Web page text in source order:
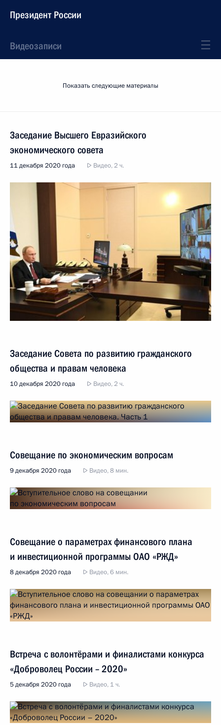
Президент России
Видеозаписи
Показать следующие материалы
Заседание Высшего Евразийского
экономического совета
11 декабря 2020 года Видео, 2 ч.
Заседание Совета по развитию гражданского
общества и правам человека
10 декабря 2020 года Видео, 2 ч.
Совещание по экономическим вопросам
9 декабря 2020 года Видео, 8 мин.
Совещание о параметрах финансового плана
и инвестиционной программы ОАО «РЖД»
8 декабря 2020 года Видео, 6 мин.
Встреча с волонтёрами и финалистами конкурса
«Доброволец России – 2020»
5 декабря 2020 года Видео, 1 ч.